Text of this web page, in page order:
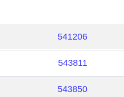
541206
543811
543850